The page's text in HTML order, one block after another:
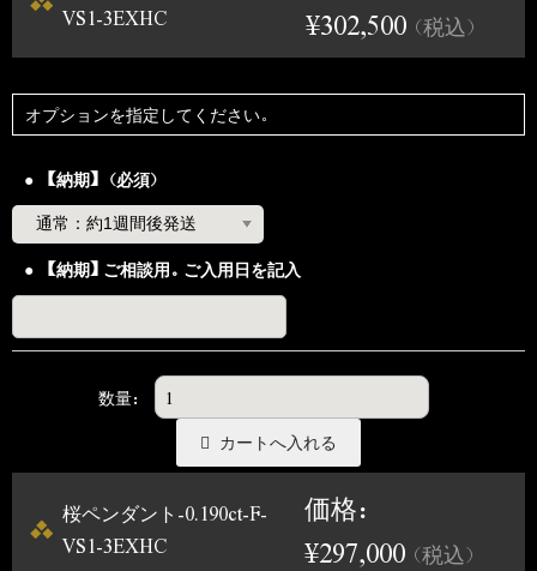
VS1-3EXHC
¥302,500（税込）
オプションを指定してください。
【納期】（必須）
【納期】ご相談用。ご入用日を記入
数量：
桜ペンダント-0.190ct-F-
VS1-3EXHC
価格：
¥297,000 （税込）